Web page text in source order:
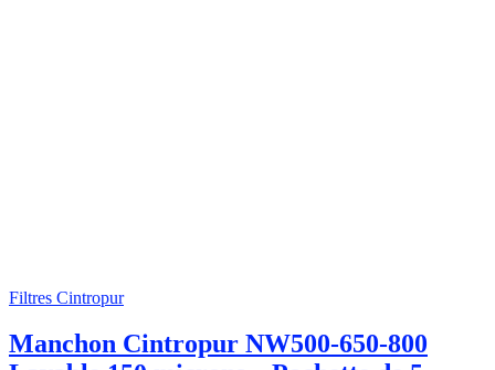
Filtres Cintropur
Manchon Cintropur NW500-650-800